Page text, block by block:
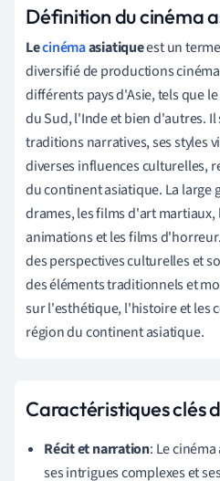
Définition du cinéma
Lecinémaasiatiqueest un
diversifié de productions
différents pays d'Asie, tels que
du Sud, l'Inde et bien d'autres. Il
traditions narratives, ses styles
diverses influences culturelles,
du continent asiatique. La large
drames, les films d'art martiaux,
animations et les films
des perspectives culturelles et
des éléments traditionnels et
sur l'esthétique, l'histoire et les
région du continent asiatique.
Caractéristiques clés
Récit et narration: Le
ses intrigues complexes et